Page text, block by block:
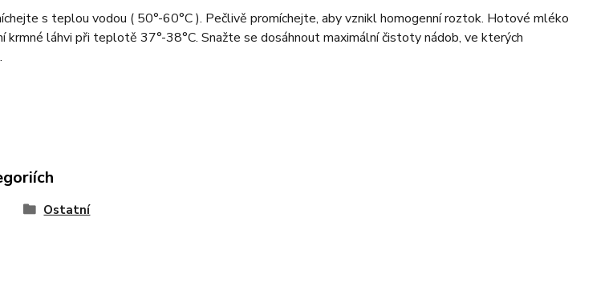
s teplou vodou ( 50°-60°C ). Pečlivě promíchejte, aby vznikl homogenní roztok. Hotové mléko
krmné láhvi při teplotě 37°-38°C. Snažte se dosáhnout maximální čistoty nádob, ve kterých
Ostatní